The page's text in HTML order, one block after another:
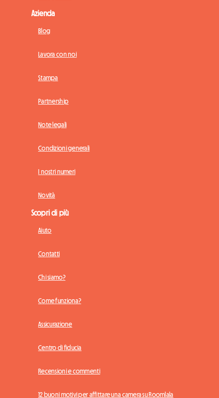
Azienda
Blog
Lavora con noi
Stampa
Partnership
Note legali
Condizioni generali
I nostri numeri
Novità
Scopri di più
Aiuto
Contatti
Chi siamo?
Come funziona?
Assicurazione
Centro di fiducia
Recensioni e commenti
12 buoni motivi per affittare una camera su Roomlala